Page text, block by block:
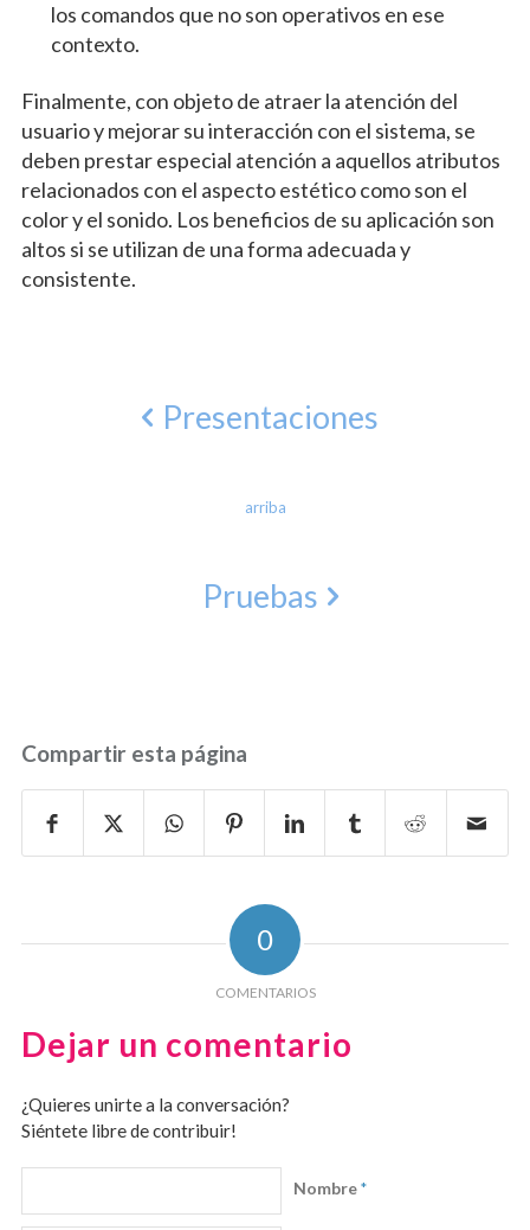
los comandos que no son operativos en ese
contexto.
Finalmente, con objeto de atraer la atención del
usuario y mejorar su interacción con el sistema, se
deben prestar especial atención a aquellos atributos
relacionados con el aspecto estético como son el
color y el sonido. Los beneficios de su aplicación son
altos si se utilizan de una forma adecuada y
consistente.
Presentaciones
arriba
Pruebas
Compartir esta página
0
COMENTARIOS
Dejar un comentario
¿Quieres unirte a la conversación?
Siéntete libre de contribuir!
Nombre*